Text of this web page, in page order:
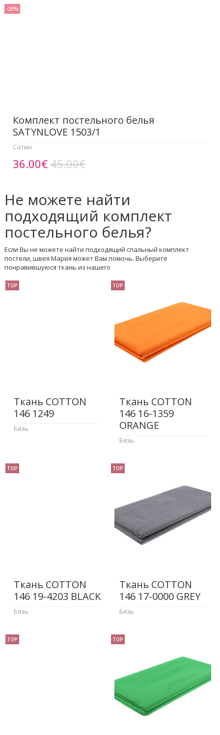
-20%
Комплект постельного белья
SATYNLOVE 1503/1
Сатин
36.00€45.00€
Не можете найти
подходящий комплект
постельного белья?
Если Вы не можете найти подходящий спальный комплект
постели, швея Мария может Вам помочь. Выберите
понравившуюся ткань из нашего
TOP
Ткань COTTON
146 1249
Бязь
TOP
Ткань COTTON
146 16-1359
ORANGE
Бязь
TOP
Ткань COTTON
146 19-4203 BLACK
Бязь
TOP
Ткань COTTON
146 17-0000 GREY
Бязь
TOP TOP